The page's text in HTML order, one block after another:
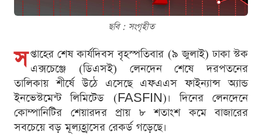
ছবি : সংগৃহীত
স প্তাহের শেষ কার্যদিবস বৃহস্পতিবার (৯ জুলাই) ঢাকা স্টক
এক্সচেঞ্জে (ডিএসই) লেনদেন শেষে দরপতনের
তালিকায় শীর্ষে উঠে এসেছে এফএএস ফাইন্যান্স অ্যান্ড
ইনভেস্টমেন্ট লিমিটেড (FASFIN)। দিনের লেনদেনে
কোম্পানিটির শেয়ারদর প্রায় ৮ শতাংশ কমে বাজারের
সবচেয়ে বড় মূল্যহ্রাসের রেকর্ড গড়েছে।